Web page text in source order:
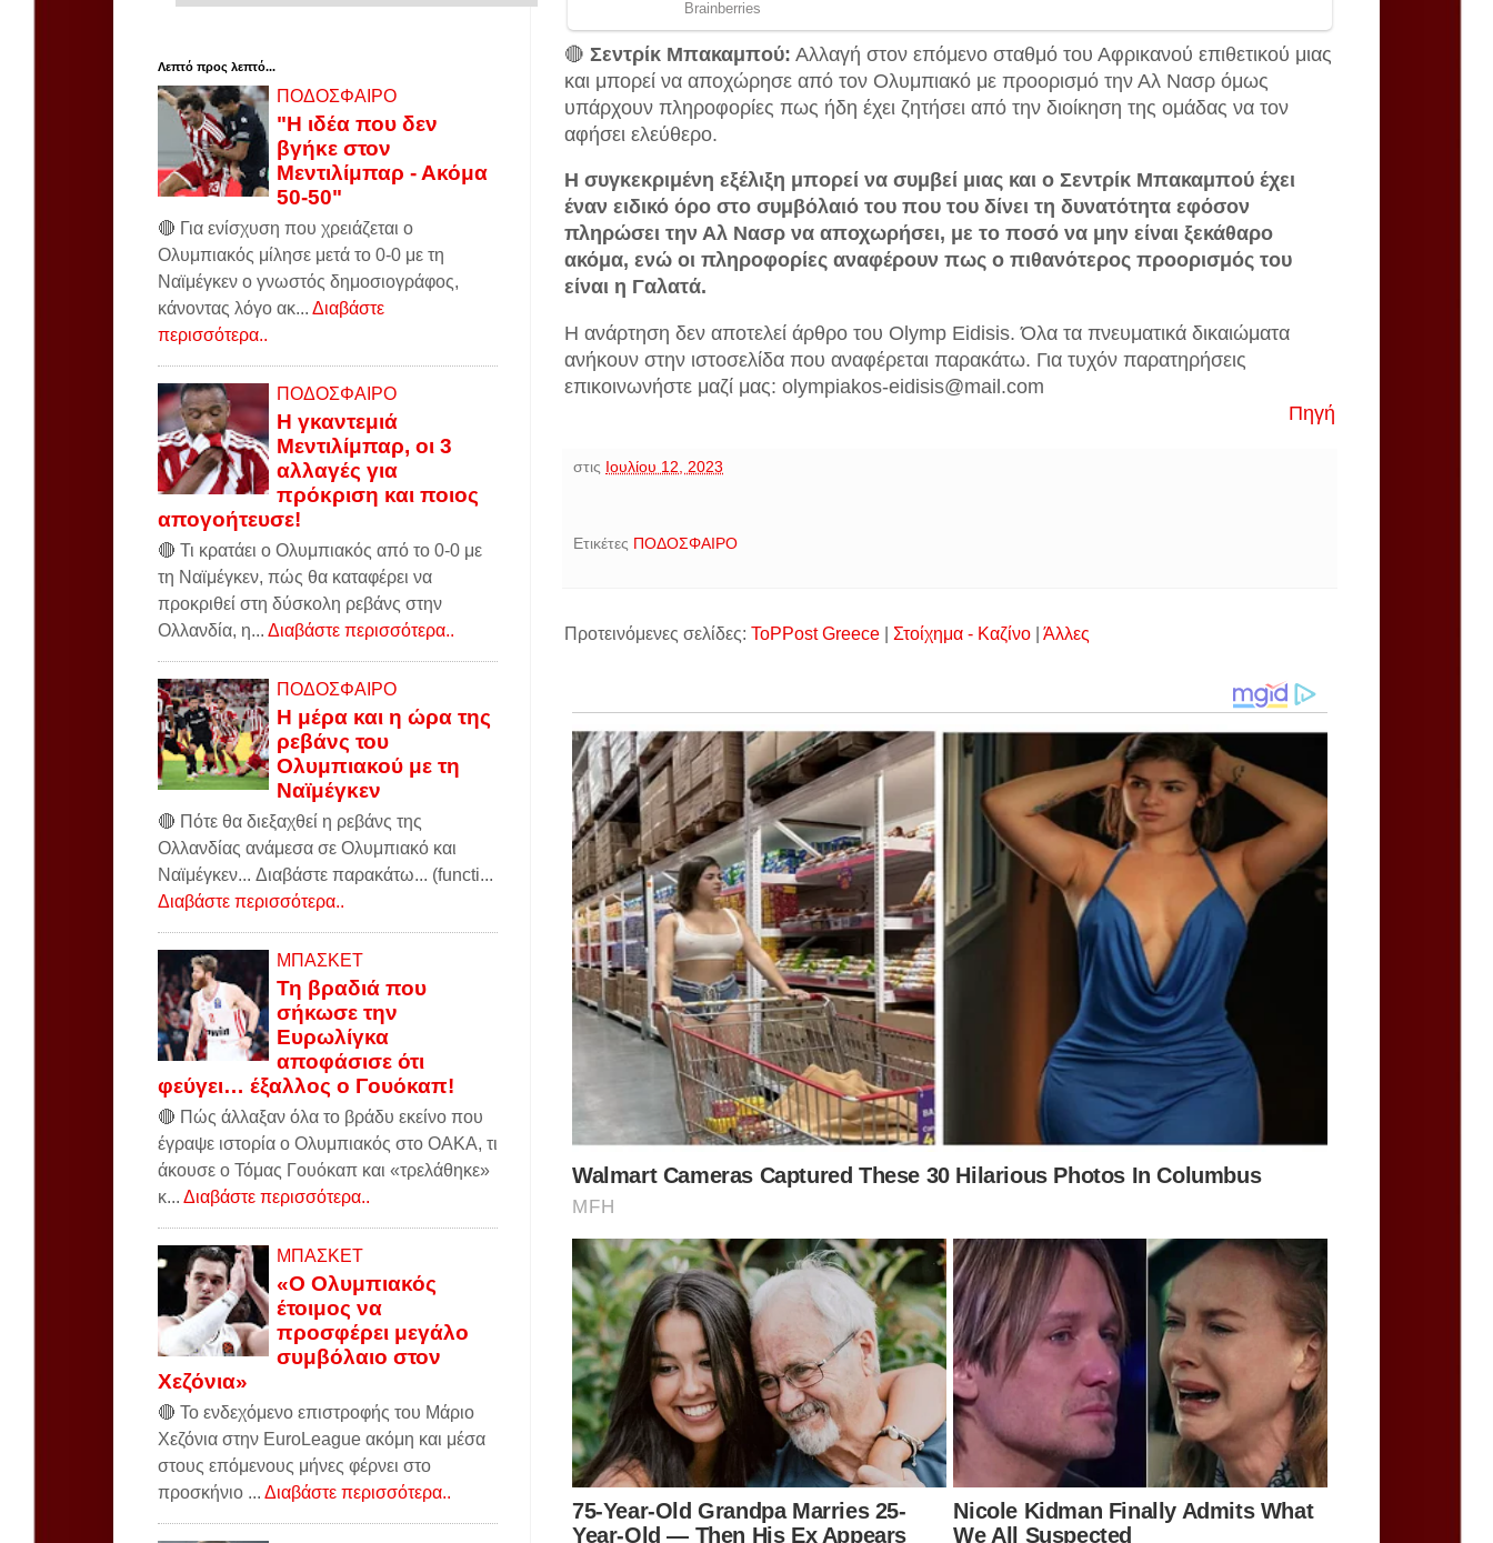
🔴 Σεντρίκ Μπακαμπού: Αλλαγή στον επόμενο σταθμό του Αφρικανού επιθετικού μιας
και μπορεί να αποχώρησε από τον Ολυμπιακό με προορισμό την Αλ Νασρ όμως
υπάρχουν πληροφορίες πως ήδη έχει ζητήσει από την διοίκηση της ομάδας να τον
αφήσει ελεύθερο.
Η συγκεκριμένη εξέλιξη μπορεί να συμβεί μιας και ο Σεντρίκ Μπακαμπού έχει
έναν ειδικό όρο στο συμβόλαιό του που του δίνει τη δυνατότητα εφόσον
πληρώσει την Αλ Νασρ να αποχωρήσει, με το ποσό να μην είναι ξεκάθαρο
ακόμα, ενώ οι πληροφορίες αναφέρουν πως ο πιθανότερος προορισμός του
είναι η Γαλατά.
Η ανάρτηση δεν αποτελεί άρθρο του Olymp Eidisis. Όλα τα πνευματικά δικαιώματα
ανήκουν στην ιστοσελίδα που αναφέρεται παρακάτω. Για τυχόν παρατηρήσεις
επικοινωνήστε μαζί μας: olympiakos-eidisis@mail.com
Πηγή
στις Ιουλίου 12, 2023
Ετικέτες ΠΟΔΟΣΦΑΙΡΟ
Προτεινόμενες σελίδες: ToPPost Greece Στοίχημα - Καζίνο Άλλες
Λεπτό προς λεπτό...
ΠΟΔΟΣΦΑΙΡΟ
"Η ιδέα που δεν
βγήκε στον
Μεντιλίμπαρ - Ακόμα
50-50"
🔴 Για ενίσχυση που χρειάζεται ο
Ολυμπιακός μίλησε μετά το 0-0 με τη
Ναϊμέγκεν ο γνωστός δημοσιογράφος,
κάνοντας λόγο ακ... Διαβάστε
περισσότερα..
ΠΟΔΟΣΦΑΙΡΟ
Η γκαντεμιά
Μεντιλίμπαρ, οι 3
αλλαγές για
πρόκριση και ποιος
απογοήτευσε!
🔴 Τι κρατάει ο Ολυμπιακός από το 0-0 με
τη Ναϊμέγκεν, πώς θα καταφέρει να
προκριθεί στη δύσκολη ρεβάνς στην
Ολλανδία, η... Διαβάστε περισσότερα..
ΠΟΔΟΣΦΑΙΡΟ
Η μέρα και η ώρα της
ρεβάνς του
Ολυμπιακού με τη
Ναϊμέγκεν
🔴 Πότε θα διεξαχθεί η ρεβάνς της
Ολλανδίας ανάμεσα σε Ολυμπιακό και
Ναϊμέγκεν... Διαβάστε παρακάτω... (functi...
Διαβάστε περισσότερα..
ΜΠΑΣΚΕΤ
Τη βραδιά που
σήκωσε την
Ευρωλίγκα
αποφάσισε ότι
φεύγει… έξαλλος ο Γουόκαπ!
🔴 Πώς άλλαξαν όλα το βράδυ εκείνο που
έγραψε ιστορία ο Ολυμπιακός στο ΟΑΚΑ, τι
άκουσε ο Τόμας Γουόκαπ και «τρελάθηκε»
κ... Διαβάστε περισσότερα..
ΜΠΑΣΚΕΤ
«Ο Ολυμπιακός
έτοιμος να
προσφέρει μεγάλο
συμβόλαιο στον
Χεζόνια»
🔴 Το ενδεχόμενο επιστροφής του Μάριο
Χεζόνια στην EuroLeague ακόμη και μέσα
στους επόμενους μήνες φέρνει στο
προσκήνιο ... Διαβάστε περισσότερα..